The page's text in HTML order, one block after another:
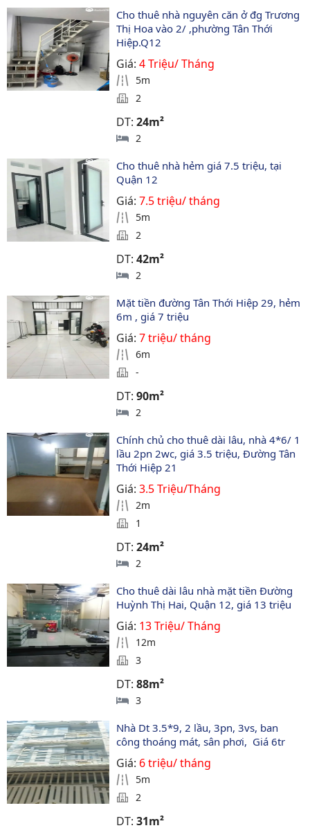
Cho thuê nhà nguyên căn ở đg Trương
Thị Hoa vào 2/ ,phường Tân Thới
Hiệp.Q12
Giá:4 Triệu/ Tháng
5m
2
DT:24m²
2
Cho thuê nhà hẻm giá 7.5 triệu, tại
Quận 12
Giá:7.5 triệu/ tháng
5m
2
DT:42m²
2
Mặt tiền đường Tân Thới Hiệp 29, hẻm
6m , giá 7 triệu
Giá:7 triệu/ tháng
6m
-
DT:90m²
2
Chính chủ cho thuê dài lâu, nhà 4*6/ 1
lầu 2pn 2wc, giá 3.5 triệu, Đường Tân
Thới Hiệp 21
Giá:3.5 Triệu/Tháng
2m
1
DT:24m²
2
Cho thuê dài lâu nhà mặt tiền Đường
Huỳnh Thị Hai, Quận 12, giá 13 triệu
Giá: 13 Triệu/ Tháng
12m
3
DT:88m²
3
Nhà Dt 3.5*9, 2 lầu, 3pn, 3vs, ban
công thoáng mát, sân phơi,  Giá 6tr
Giá: 6 triệu/ tháng
5m
2
DT:31m²